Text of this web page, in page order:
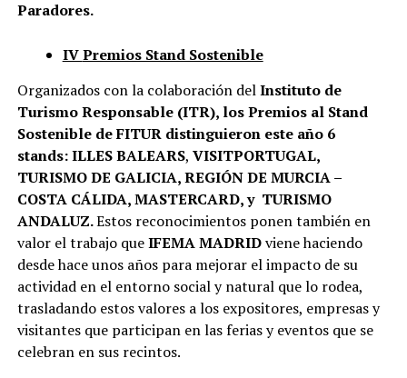
Paradores.
IVPremios Stand Sostenible
Organizados con la colaboración delInstituto de
Turismo Responsable (ITR), los Premios al Stand
Sostenible de FITUR distinguieron este año 6
stands:ILLES BALEARS, VISITPORTUGAL,
TURISMO DE GALICIA, REGIÓN DE MURCIA –
COSTA CÁLIDA, MASTERCARD, y TURISMO
ANDALUZ.Estos reconocimientos ponen también en
valor el trabajo queIFEMA MADRIDviene haciendo
desde hace unos años para mejorar el impacto de su
actividad en el entorno social y natural que lo rodea,
trasladando estos valores a los expositores, empresas y
visitantes que participan en las ferias y eventos que se
celebran en sus recintos.